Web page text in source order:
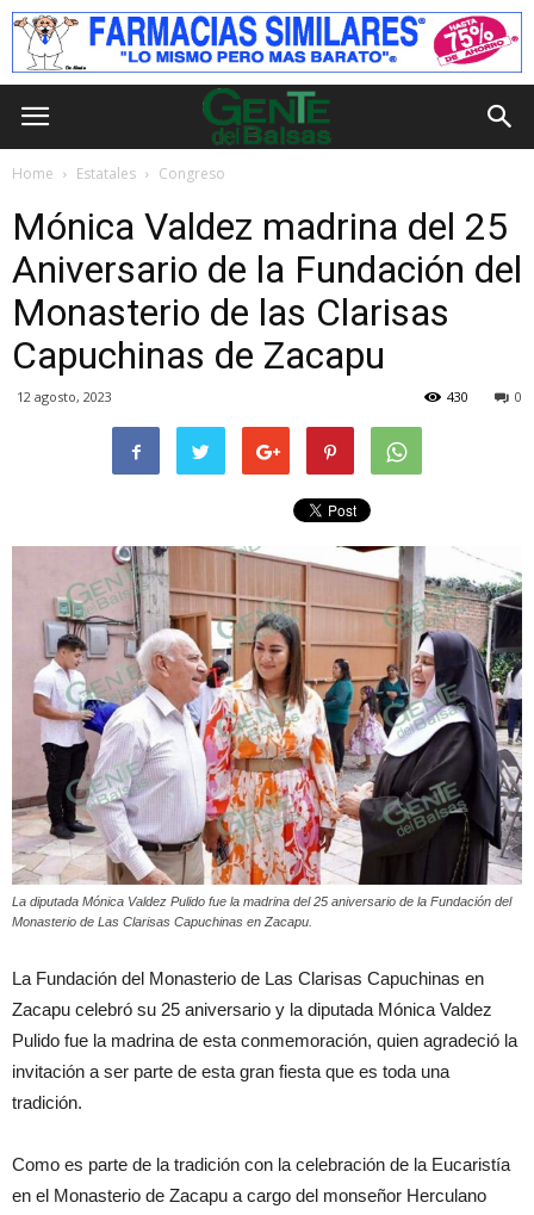
Home Estatales Congreso
Mónica Valdez madrina del 25
Aniversario de la Fundación del
Monasterio de las Clarisas
Capuchinas de Zacapu
12 agosto, 2023 0
430
La diputada Mónica Valdez Pulido fue la madrina del 25 aniversario de la Fundación del
Monasterio de Las Clarisas Capuchinas en Zacapu.
La Fundación del Monasterio de Las Clarisas Capuchinas en
Zacapu celebró su 25 aniversario y la diputada Mónica Valdez
Pulido fue la madrina de esta conmemoración, quien agradeció la
invitación a ser parte de esta gran fiesta que es toda una
tradición.
Como es parte de la tradición con la celebración de la Eucaristía
en el Monasterio de Zacapu a cargo del monseñor Herculano